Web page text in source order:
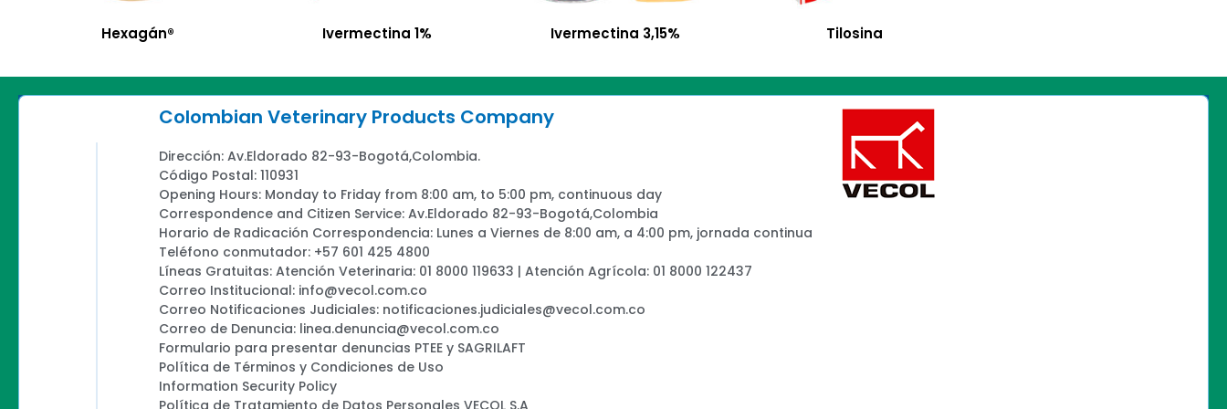
Hexagán® Ivermectina 1% Ivermectina 3,15% Tilosina
Colombian Veterinary Products Company
Dirección: Av.Eldorado 82-93-Bogotá,Colombia.
Código Postal: 110931
Opening Hours: Monday to Friday from 8:00 am, to 5:00 pm, continuous day
Correspondence and Citizen Service: Av.Eldorado 82-93-Bogotá,Colombia
Horario de Radicación Correspondencia: Lunes a Viernes de 8:00 am, a 4:00 pm, jornada continua
Teléfono conmutador: +57 601 425 4800
Líneas Gratuitas: Atención Veterinaria: 01 8000 119633 | Atención Agrícola: 01 8000 122437
Correo Institucional: info@vecol.com.co
Correo Notificaciones Judiciales: notificaciones.judiciales@vecol.com.co
Correo de Denuncia: linea.denuncia@vecol.com.co
Formulario para presentar denuncias PTEE y SAGRILAFT
Política de Términos y Condiciones de Uso
Information Security Policy
Política de Tratamiento de Datos Personales VECOL S.A